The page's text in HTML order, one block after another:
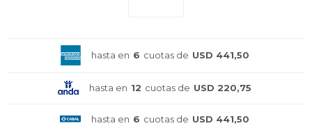
hasta en 6 cuotas de USD 441,50
hasta en 12 cuotas de USD 220,75
hasta en 6 cuotas de USD 441,50